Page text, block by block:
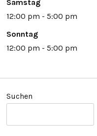
Samstag
12:00 pm - 5:00 pm
Sonntag
12:00 pm - 5:00 pm
Suchen